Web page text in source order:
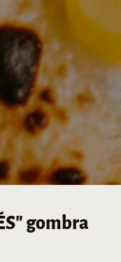
gombra